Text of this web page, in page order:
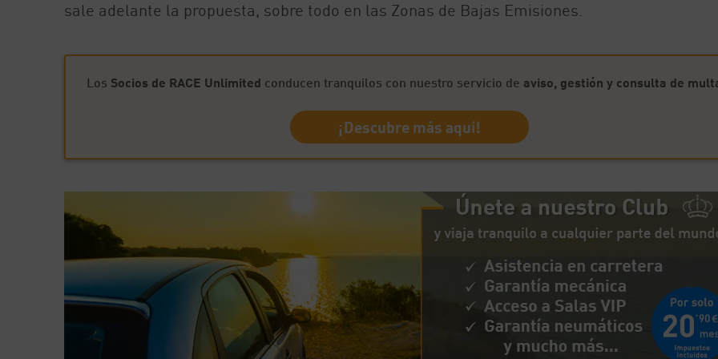
sale adelante la propuesta, sobre todo en las Zonas de Bajas Emisiones.
Los Socios de RACE Unlimited conducen tranquilos con nuestro servicio de aviso, gestión y consulta de
¡Descubre más aquí!